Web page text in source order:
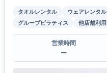
タオルレンタル ウェアレンタル
グループピラティス
他店舗利用
営業時間
ー